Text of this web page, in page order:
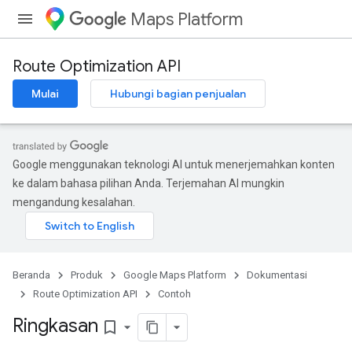
Maps Platform
Route Optimization API
Mulai Hubungi bagian penjualan
Google menggunakan teknologi AI untuk menerjemahkan konten
ke dalam bahasa pilihan Anda. Terjemahan AI mungkin
mengandung kesalahan.
Beranda Produk Google Maps Platform
Dokumentasi
Route Optimization API
Contoh
Ringkasan bookmark_border